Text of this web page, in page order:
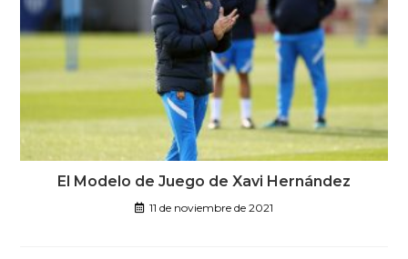
El Modelo de Juego de Xavi Hernández
11 de noviembre de 2021